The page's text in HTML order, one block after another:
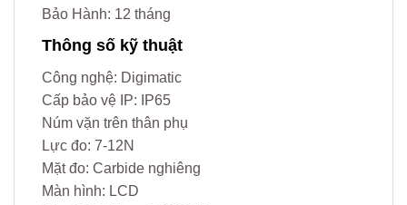
Bảo Hành: 12 tháng
Thông số kỹ thuật
Công nghệ: Digimatic
Cấp bảo vệ IP: IP65
Núm vặn trên thân phụ
Lực đo: 7-12N
Mặt đo: Carbide nghiêng
Màn hình: LCD